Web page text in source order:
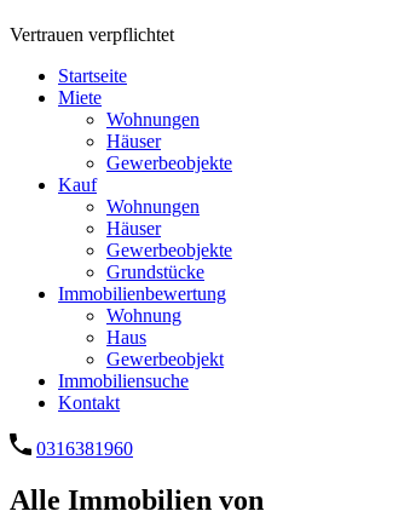
Vertrauen verpflichtet
Startseite
Miete
Wohnungen
Häuser
Gewerbeobjekte
Kauf
Wohnungen
Häuser
Gewerbeobjekte
Grundstücke
Immobilienbewertung
Wohnung
Haus
Gewerbeobjekt
Immobiliensuche
Kontakt
0316381960
Alle Immobilien von